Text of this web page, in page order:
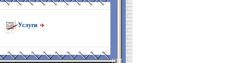
Услуги